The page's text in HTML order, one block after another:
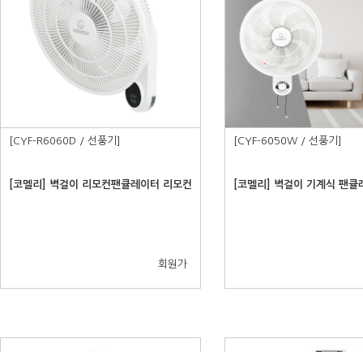
[CYF-R6060D / 선풍기]
[코멜리] 벽걸이 리모컨팬큘레이터 리모컨
회원가
[CYF-6050W / 선풍기]
[코멜리] 벽걸이 기계식 팬큘